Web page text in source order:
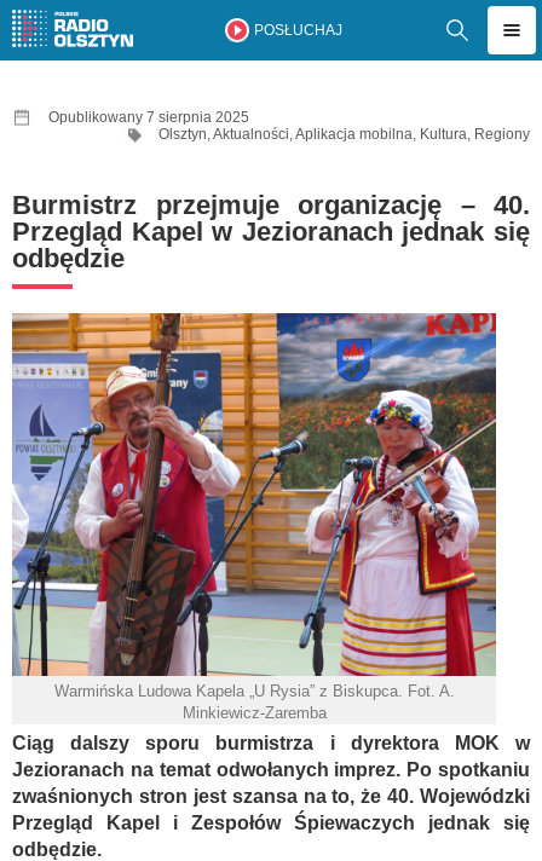
POSŁUCHAJ
Opublikowany 7 sierpnia 2025
Olsztyn,Aktualności,Aplikacja mobilna, Kultura, Regiony
Burmistrz przejmuje organizację – 40.
Przegląd Kapel w Jezioranach jednak się
odbędzie
Warmińska Ludowa Kapela „U Rysia” z Biskupca. Fot. A.
Minkiewicz-Zaremba
Ciąg dalszy sporu burmistrza i dyrektora MOK w
Jezioranach na temat odwołanych imprez. Po spotkaniu
zwaśnionych stron jest szansa na to, że 40. Wojewódzki
Przegląd Kapel i Zespołów Śpiewaczych jednak się
odbędzie.